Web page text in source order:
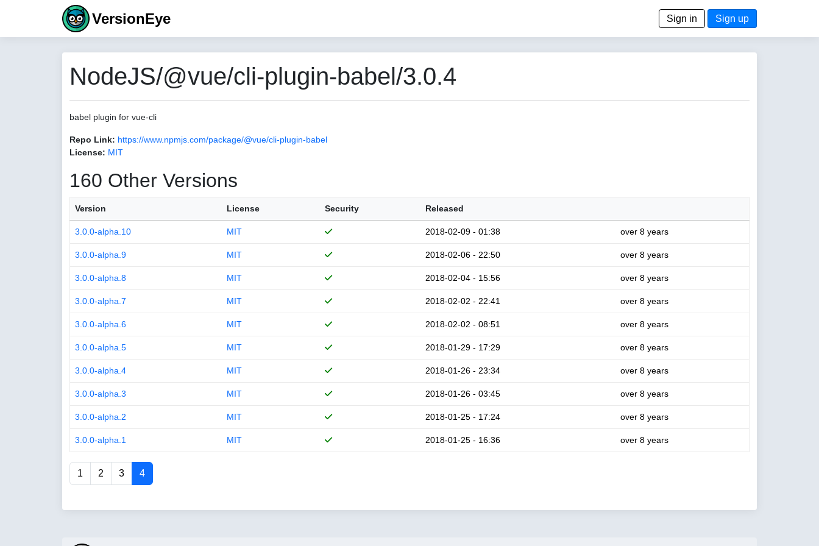
VersionEye Sign in Sign up
NodeJS/@vue/cli-plugin-babel/3.0.4
babel plugin for vue-cli
Repo Link: https://www.npmjs.com/package/@vue/cli-plugin-babel
License: MIT
160 Other Versions
Version License Security Released
3.0.0-alpha.10 MIT 2018-02-09 - 01:38 over 8 years
3.0.0-alpha.9 MIT 2018-02-06 - 22:50 over 8 years
3.0.0-alpha.8 MIT 2018-02-04 - 15:56 over 8 years
3.0.0-alpha.7 MIT 2018-02-02 - 22:41 over 8 years
3.0.0-alpha.6 MIT 2018-02-02 - 08:51 over 8 years
3.0.0-alpha.5 MIT 2018-01-29 - 17:29 over 8 years
3.0.0-alpha.4 MIT 2018-01-26 - 23:34 over 8 years
3.0.0-alpha.3 MIT 2018-01-26 - 03:45 over 8 years
3.0.0-alpha.2 MIT 2018-01-25 - 17:24 over 8 years
3.0.0-alpha.1 MIT 2018-01-25 - 16:36 over 8 years
1 2 3 4